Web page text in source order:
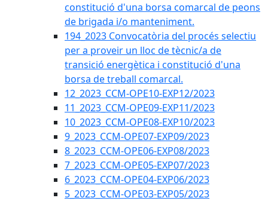
constitució d'una borsa comarcal de peons
de brigada i/o manteniment.
194_2023 Convocatòria del procés selectiu
per a proveir un lloc de tècnic/a de
transició energètica i constitució d'una
borsa de treball comarcal.
12_2023_CCM-OPE10-EXP12/2023
11_2023_CCM-OPE09-EXP11/2023
10_2023_CCM-OPE08-EXP10/2023
9_2023_CCM-OPE07-EXP09/2023
8_2023_CCM-OPE06-EXP08/2023
7_2023_CCM-OPE05-EXP07/2023
6_2023_CCM-OPE04-EXP06/2023
5_2023_CCM-OPE03-EXP05/2023